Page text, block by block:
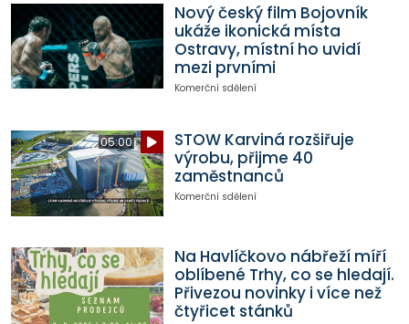
Nový český film Bojovník
ukáže ikonická místa
Ostravy, místní ho uvidí
mezi prvními
Komerční sdělení
05:00
STOW Karviná rozšiřuje
výrobu, přijme 40
zaměstnanců
Komerční sdělení
Na Havlíčkovo nábřeží míří
oblíbené Trhy, co se hledají.
Přivezou novinky i více než
čtyřicet stánků